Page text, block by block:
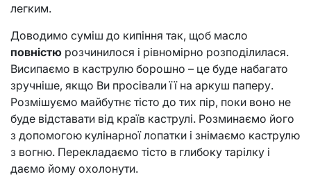
легким.
Доводимо суміш до кипіння так, щоб масло
повністю розчинилося і рівномірно розподілилася.
Висипаємо в каструлю борошно – це буде набагато
зручніше, якщо Ви просівали її на аркуш паперу.
Розмішуємо майбутнє тісто до тих пір, поки воно не
буде відставати від країв каструлі. Розминаємо його
з допомогою кулінарної лопатки і знімаємо каструлю
з вогню. Перекладаємо тісто в глибоку тарілку і
даємо йому охолонути.